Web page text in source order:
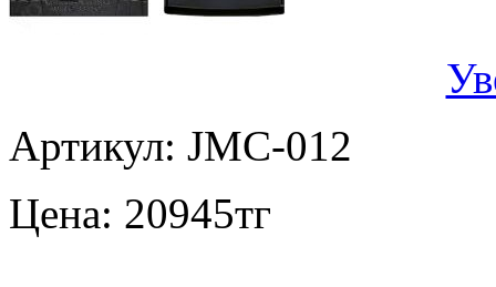
Артикул: JMC-012
Цена: 20945тг